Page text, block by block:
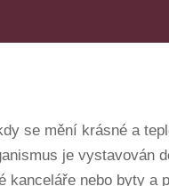
se mění krásné a
je vystavován
kanceláře nebo byty a